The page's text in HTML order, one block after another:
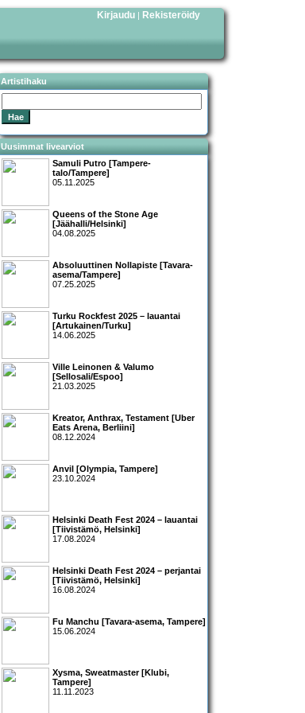
Kirjaudu | Rekisteröidy
Artistihaku
Uusimmat livearviot
Samuli Putro [Tampere-
talo/Tampere]
05.11.2025
Queens of the Stone Age
[Jäähalli/Helsinki]
04.08.2025
Absoluuttinen Nollapiste [Tavara-
asema/Tampere]
07.25.2025
Turku Rockfest 2025 – lauantai
[Artukainen/Turku]
14.06.2025
Ville Leinonen & Valumo
[Sellosali/Espoo]
21.03.2025
Kreator, Anthrax, Testament [Uber
Eats Arena, Berliini]
08.12.2024
Anvil [Olympia, Tampere]
23.10.2024
Helsinki Death Fest 2024 – lauantai
[Tiivistämö, Helsinki]
17.08.2024
Helsinki Death Fest 2024 – perjantai
[Tiivistämö, Helsinki]
16.08.2024
Fu Manchu [Tavara-asema, Tampere]
15.06.2024
Xysma, Sweatmaster [Klubi,
Tampere]
11.11.2023